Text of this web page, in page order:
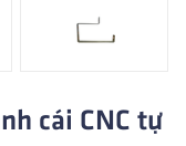
cái CNC tự